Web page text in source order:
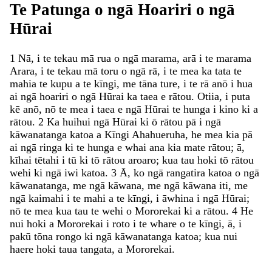
Te Patunga o ngā Hoariri o ngā
Hūrai
1 Nā, i te tekau mā rua o ngā marama, arā i te marama
Arara, i te tekau mā toru o ngā rā, i te mea ka tata te
mahia te kupu a te kīngi, me tāna ture, i te rā anō i hua
ai ngā hoariri o ngā Hūrai ka taea e rātou. Otiia, i puta
kē anō, nō te mea i taea e ngā Hūrai te hunga i kino ki a
rātou. 2 Ka huihui ngā Hūrai ki ō rātou pā i ngā
kāwanatanga katoa a Kīngi Ahahueruha, he mea kia pā
ai ngā ringa ki te hunga e whai ana kia mate rātou; ā,
kīhai tētahi i tū ki tō rātou aroaro; kua tau hoki tō rātou
wehi ki ngā iwi katoa. 3 Ā, ko ngā rangatira katoa o ngā
kāwanatanga, me ngā kāwana, me ngā kāwana iti, me
ngā kaimahi i te mahi a te kīngi, i āwhina i ngā Hūrai;
nō te mea kua tau te wehi o Mororekai ki a rātou. 4 He
nui hoki a Mororekai i roto i te whare o te kīngi, ā, i
pakū tōna rongo ki ngā kāwanatanga katoa; kua nui
haere hoki taua tangata, a Mororekai.